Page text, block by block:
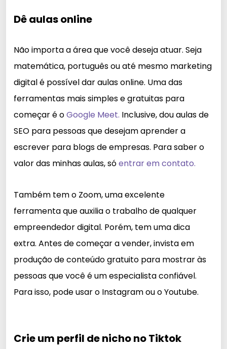
Dê aulas online
Não importa a área que você deseja atuar. Seja
matemática, português ou até mesmo marketing
digital é possível dar aulas online. Uma das
ferramentas mais simples e gratuitas para
começar é oGoogle Meet. Inclusive, dou aulas de
SEO para pessoas que desejam aprender a
escrever para blogs de empresas. Para saber o
valor das minhas aulas, sóentrar em contato.
Também tem o Zoom, uma excelente
ferramenta que auxilia o trabalho de qualquer
empreendedor digital. Porém, tem uma dica
extra. Antes de começar a vender, invista em
produção de conteúdo gratuito para mostrar às
pessoas que você é um especialista confiável.
Para isso, pode usar o Instagram ou o Youtube.
Crie um perfil de nicho no Tiktok